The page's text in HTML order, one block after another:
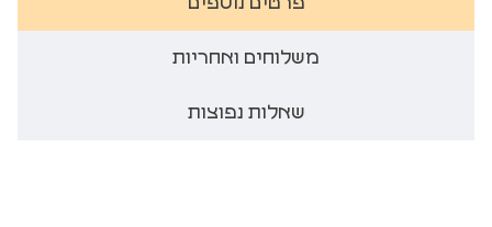
משלוחים ואחריות
שאלות נפוצות